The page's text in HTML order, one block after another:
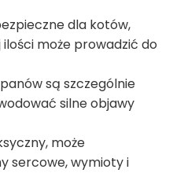
dla kotów,
może prowadzić do
są szczególnie
silne objawy
może
sercowe, wymioty i